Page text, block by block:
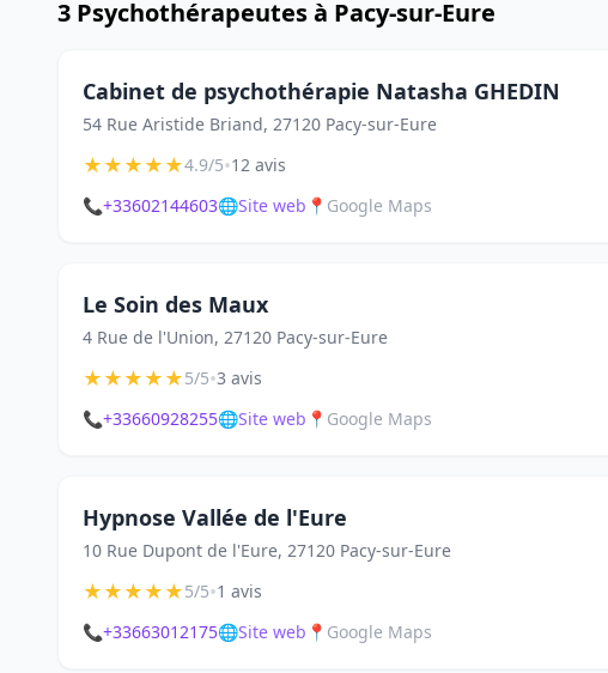
3 Psychothérapeutes à Pacy-sur-Eure
Cabinet de psychothérapie Natasha GHEDIN
54 Rue Aristide Briand, 27120 Pacy-sur-Eure
★★★★★4.9/5•12 avis
📞+33602144603🌐Site web 📍 Google Maps
Le Soin des Maux
4 Rue de l'Union, 27120 Pacy-sur-Eure
★★★★★5/5•3 avis
📞+33660928255🌐Site web 📍 Google Maps
Hypnose Vallée de l'Eure
10 Rue Dupont de l'Eure, 27120 Pacy-sur-Eure
★★★★★5/5•1 avis
📞+33663012175🌐Site web 📍 Google Maps